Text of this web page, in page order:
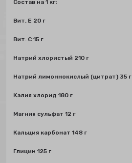
Состав на 1 кг:
Вит. Е 20 г
Вит. С 15 г
Натрий хлористый 210 г
Натрий лимоннокислый (цитрат) 35 г
Калия хлорид 180 г
Магния сульфат 12 г
Кальция карбонат 148 г
Глицин 125 г